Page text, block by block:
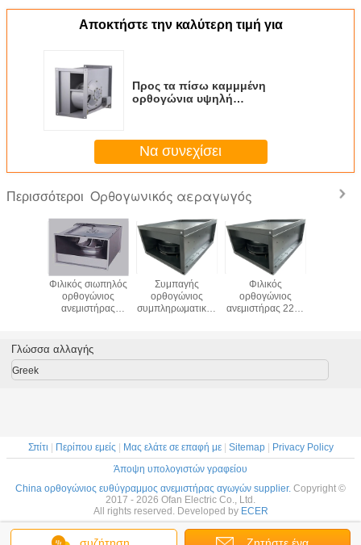
Αποκτήστε την καλύτερη τιμή για
Προς τα πίσω καμμμένη
ορθογώνια υψηλή
Να συνεχίσει
Περισσότεροι Ορθογωνικός αεραγωγός
Φιλικός σιωπηλός
ορθογώνιος
ανεμιστήρας
νοσοκομείο,
ξενοδοχείο,
συνεδριάσεων
Συμπαγής
ορθογώνιος
συμπληρωματικός
ανεμιστήρας
εξολκέων
Φιλικός
ορθογώνιος
ανεμιστήρας 220v
αέρα
Γλώσσα αλλαγής
Greek
Σπίτι | Περίπου εμείς | Μας ελάτε σε επαφή με| Sitemap| Privacy Policy
Άποψη υπολογιστών γραφείου
China ορθογώνιος ευθύγραμμος ανεμιστήρας αγωγών supplier. Copyright ©
2017 - 2026 Ofan Electric Co., Ltd.
All rights reserved. Developed by ECER